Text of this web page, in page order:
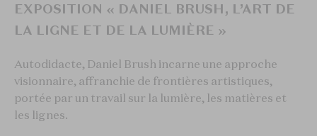
EXPOSITION « DANIEL BRUSH, L’ART DE
LA LIGNE ET DE LA LUMIÈRE »
Autodidacte, Daniel Brush incarne une approche
visionnaire, affranchie de frontières artistiques,
portée par un travail sur la lumière, les matières et
les lignes.